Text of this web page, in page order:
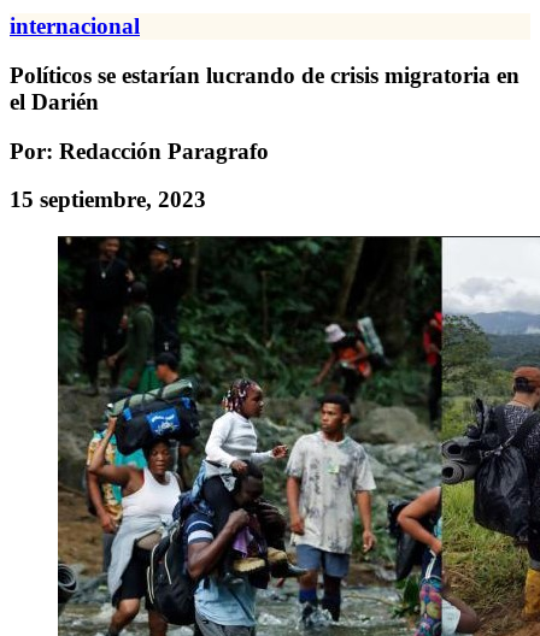
internacional
Políticos se estarían lucrando de crisis migratoria en
el Darién
Por: Redacción Paragrafo
15 septiembre, 2023